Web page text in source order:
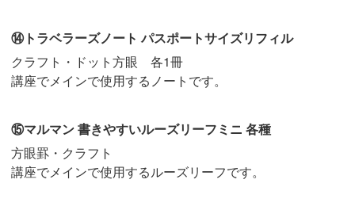
⑭トラベラーズノート パスポートサイズリフィル
クラフト・ドット方眼 各1冊
講座でメインで使用するノートです。
⑮マルマン 書きやすいルーズリーフミニ 各種
方眼罫・クラフト
講座でメインで使用するルーズリーフです。